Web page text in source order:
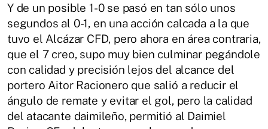
Y de un posible 1-0 se pasó en tan sólo unos
segundos al 0-1, en una acción calcada a la que
tuvo el Alcázar CFD, pero ahora en área contraria,
que el 7 creo, supo muy bien culminar pegándole
con calidad y precisión lejos del alcance del
portero Aitor Racionero que salió a reducir el
ángulo de remate y evitar el gol, pero la calidad
del atacante daimileño, permitió al Daimiel